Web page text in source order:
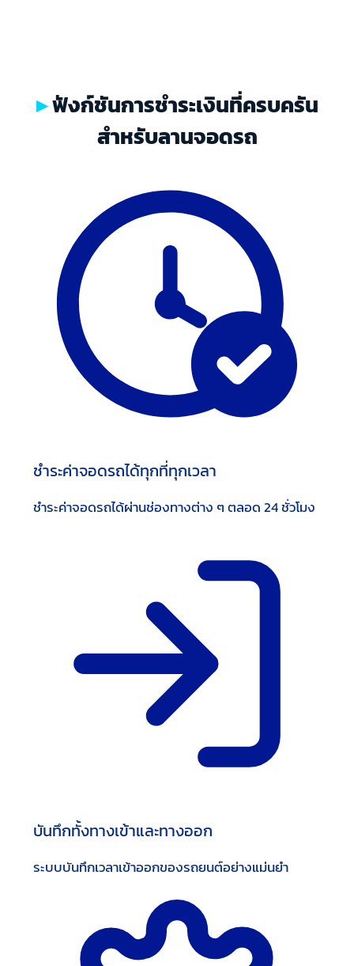
ฟังก์ชันการชำระเงินที่ครบครัน
สำหรับลานจอดรถ
ชำระค่าจอดรถได้ทุกที่ทุกเวลา
ชำระค่าจอดรถได้ผ่านช่องทางต่าง ๆ ตลอด 24 ชั่วโมง
บันทึกทั้งทางเข้าและทางออก
ระบบบันทึกเวลาเข้าออกของรถยนต์อย่างแม่นยำ